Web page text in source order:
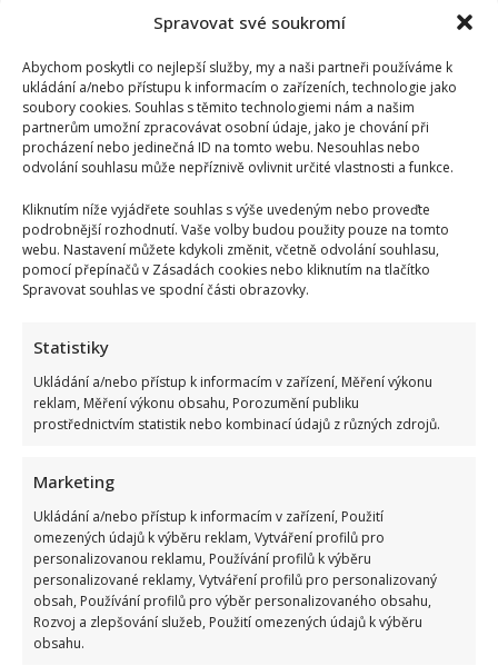
Spravovat své soukromí
Abychom poskytli co nejlepší služby, my a naši partneři používáme k
ukládání a/nebo přístupu k informacím o zařízeních, technologie jako
soubory cookies. Souhlas s těmito technologiemi nám a našim
partnerům umožní zpracovávat osobní údaje, jako je chování při
procházení nebo jedinečná ID na tomto webu. Nesouhlas nebo
odvolání souhlasu může nepříznivě ovlivnit určité vlastnosti a funkce.
Kliknutím níže vyjádřete souhlas s výše uvedeným nebo proveďte
podrobnější rozhodnutí. Vaše volby budou použity pouze na tomto
webu. Nastavení můžete kdykoli změnit, včetně odvolání souhlasu,
pomocí přepínačů v Zásadách cookies nebo kliknutím na tlačítko
Spravovat souhlas ve spodní části obrazovky.
Statistiky
Ukládání a/nebo přístup k informacím v zařízení, Měření výkonu
reklam, Měření výkonu obsahu, Porozumění publiku
prostřednictvím statistik nebo kombinací údajů z různých zdrojů.
Marketing
Ukládání a/nebo přístup k informacím v zařízení, Použití
omezených údajů k výběru reklam, Vytváření profilů pro
personalizovanou reklamu, Používání profilů k výběru
personalizované reklamy, Vytváření profilů pro personalizovaný
obsah, Používání profilů pro výběr personalizovaného obsahu,
Rozvoj a zlepšování služeb, Použití omezených údajů k výběru
obsahu.
redaktorky po mateřské dovolené a našim čtenářům přináší
Kromě rodiny se Iveta ráda věnuje malování obrazů a miluje
adrenalinové sporty.